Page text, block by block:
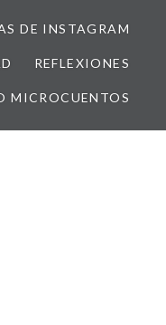
DE INSTAGRAM
REFLEXIONES
MICROCUENTOS